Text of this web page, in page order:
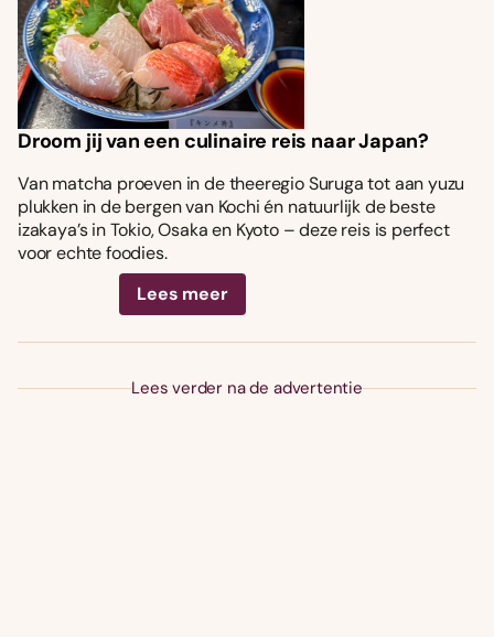
Droom jij van een culinaire reis naar Japan?
Van matcha proeven in de theeregio Suruga tot aan yuzu
plukken in de bergen van Kochi én natuurlijk de beste
izakaya’s in Tokio, Osaka en Kyoto – deze reis is perfect
voor echte foodies.
Lees meer
Lees verder na de advertentie